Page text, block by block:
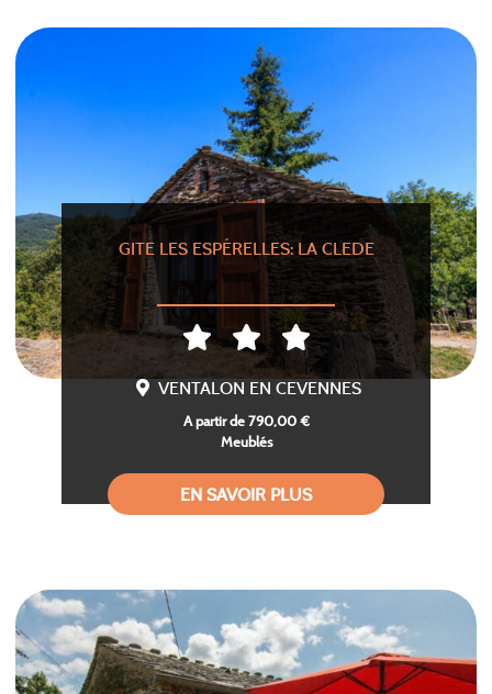
GITE LES ESPÉRELLES: LA CLEDE
VENTALON EN CEVENNES
A partir de 790,00 €
Meublés
EN SAVOIR PLUS